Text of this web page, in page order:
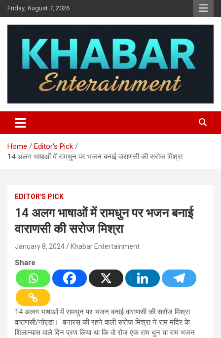
Skip
to
content
Friday, August 7, 2026
Khabar Entertainment
Home
Editor's Pick
14 अलग भाषाओं में रामधुन पर भजन बनाई वाराणसी की सरोज मिश्रा
EDITOR'S PICK
14 अलग भाषाओं में रामधुन पर भजन बनाई
वाराणसी की सरोज मिश्रा
January 8, 2024 Khabar Entertainment
Share
14 अलग भाषाओं में रामधुन पर भजन बनाई वाराणसी की सरोज मिश्रा
वाराणसी/नोएडा। बनारस की रहने वाली सरोज मिश्रा ने राम मंदिर के
शिलान्यास वाले दिन प्रण लिया था कि वो रोज एक राम धुन या राम भजन